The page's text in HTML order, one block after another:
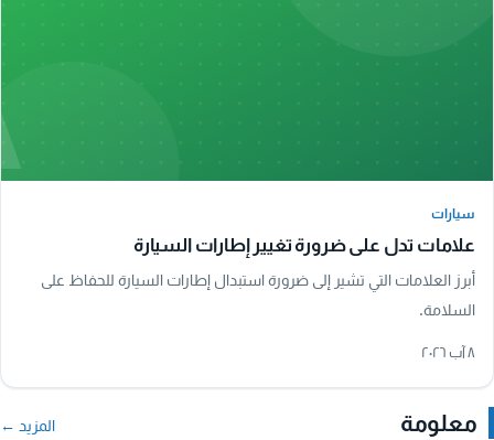
سيارات
علامات تدل على ضرورة تغيير إطارات السيارة
أبرز العلامات التي تشير إلى ضرورة استبدال إطارات السيارة للحفاظ على
السلامة.
٨ آب ٢٠٢٦
معلومة المزيد ←